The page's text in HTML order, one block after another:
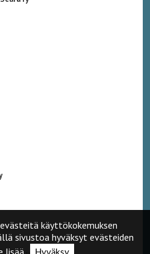
käyttökokemuksen
sivustoa hyväksyt evästeiden
lisää